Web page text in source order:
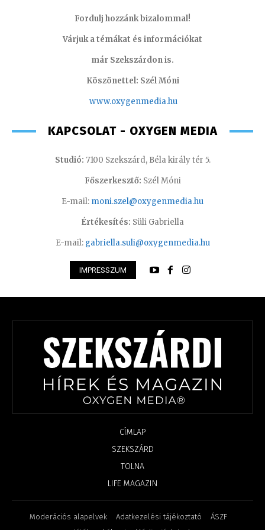
Fordulj hozzánk bizalommal!
Várjuk a témákat és információkat
már Szekszárdon is.
Köszönettel: Szél Móni
www.oxygenmedia.hu
KAPCSOLAT - OXYGEN MEDIA
Studió: 7100 Szekszárd, Béla király tér 5.
Főszerkesztő: Szél Móni
E-mail: moni.szel@oxygenmedia.hu
Értékesítés: Süli Gabriella
E-mail: gabriella.suli@oxygenmedia.hu
IMPRESSZUM
CÍMLAP
SZEKSZÁRD
TOLNA
LIFE MAGAZIN
Moderációs alapelvek Adatkezelési tájékoztató
ÁSZF